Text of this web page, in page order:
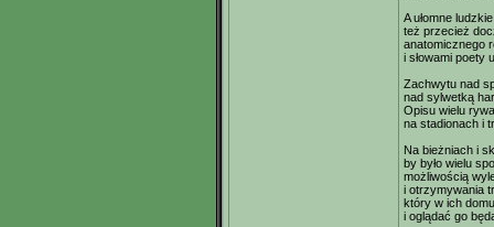
A ułomne ludzkie
też przecież
anatomicznego
i słowami poety
Zachwytu nad
nad sylwetką
Opisu wielu
na stadionach i
Na bieżniach i
by było wielu
możliwością
i otrzymywania
który w ich
i oglądać go